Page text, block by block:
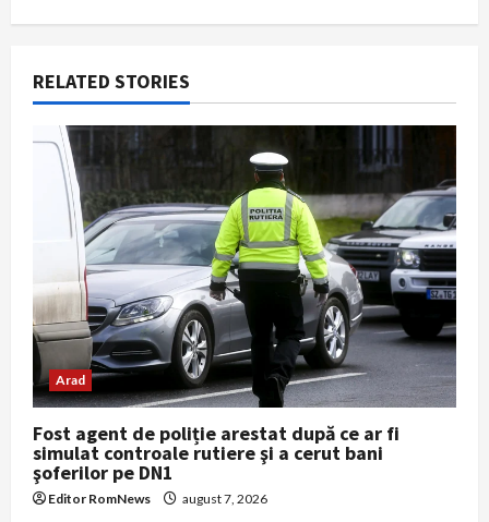
v
i
o
n
RELATED STORIES
Arad
Fost agent de poliție arestat după ce ar fi
simulat controale rutiere şi a cerut bani
şoferilor pe DN1
Editor RomNews august 7, 2026